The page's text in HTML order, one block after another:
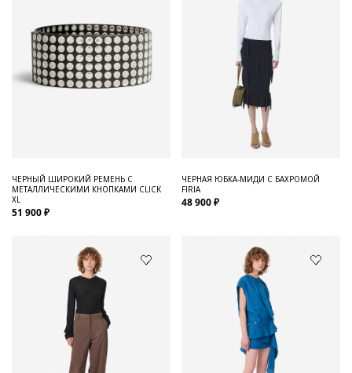
ЧЕРНЫЙ ШИРОКИЙ РЕМЕНЬ С
МЕТАЛЛИЧЕСКИМИ КНОПКАМИ CLICK
XL
51 900 ₽
ЧЕРНАЯ ЮБКА-МИДИ С БАХРОМОЙ
FIRIA
48 900 ₽